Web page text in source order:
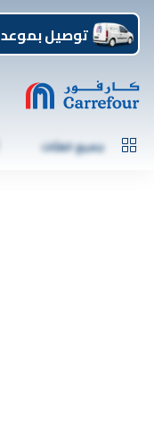
توصيل بموعد
جميع الفئات